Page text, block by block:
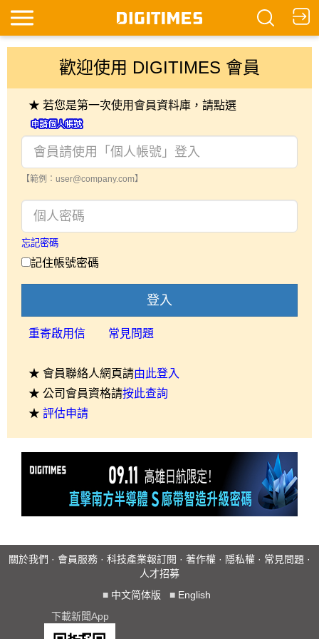
歡迎使用 DIGITIMES 會員
★ 若您是第一次使用會員資料庫，請點選
【範例：user@company.com】
忘記密碼
記住帳號密碼
登入
重寄啟用信 常見問題
★ 會員聯絡人網頁請由此登入
★ 公司會員資格請按此查詢
★ 評估申請
關於我們 · 會員服務 · 科技產業報訂閱 · 著作權 · 隱私權 · 常見問題 ·
人才招募
■ 中文简体版 ■ English
下載新聞App